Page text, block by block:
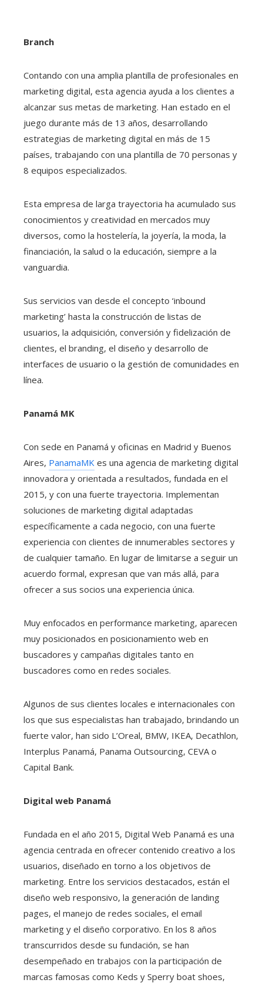
Branch
Contando con una amplia plantilla de profesionales en
marketing digital, esta agencia ayuda a los clientes a
alcanzar sus metas de marketing. Han estado en el
juego durante más de 13 años, desarrollando
estrategias de marketing digital en más de 15
países, trabajando con una plantilla de 70 personas y
8 equipos especializados.
Esta empresa de larga trayectoria ha acumulado sus
conocimientos y creatividad en mercados muy
diversos, como la hostelería, la joyería, la moda, la
financiación, la salud o la educación, siempre a la
vanguardia.
Sus servicios van desde el concepto ‘inbound
marketing’ hasta la construcción de listas de
usuarios, la adquisición, conversión y fidelización de
clientes, el branding, el diseño y desarrollo de
interfaces de usuario o la gestión de comunidades en
línea.
Panamá MK
Con sede en Panamá y oficinas en Madrid y Buenos
Aires, PanamaMK es una agencia de marketing digital
innovadora y orientada a resultados, fundada en el
2015, y con una fuerte trayectoria. Implementan
soluciones de marketing digital adaptadas
específicamente a cada negocio, con una fuerte
experiencia con clientes de innumerables sectores y
de cualquier tamaño. En lugar de limitarse a seguir un
acuerdo formal, expresan que van más allá, para
ofrecer a sus socios una experiencia única.
Muy enfocados en performance marketing, aparecen
muy posicionados en posicionamiento web en
buscadores y campañas digitales tanto en
buscadores como en redes sociales.
Algunos de sus clientes locales e internacionales con
los que sus especialistas han trabajado, brindando un
fuerte valor, han sido L’Oreal, BMW, IKEA, Decathlon,
Interplus Panamá, Panama Outsourcing, CEVA o
Capital Bank.
Digital web Panamá
Fundada en el año 2015, Digital Web Panamá es una
agencia centrada en ofrecer contenido creativo a los
usuarios, diseñado en torno a los objetivos de
marketing. Entre los servicios destacados, están el
diseño web responsivo, la generación de landing
pages, el manejo de redes sociales, el email
marketing y el diseño corporativo. En los 8 años
transcurridos desde su fundación, se han
desempeñado en trabajos con la participación de
marcas famosas como Keds y Sperry boat shoes,